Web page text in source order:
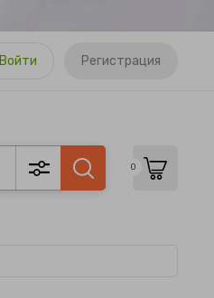
Войти Регистрация
0